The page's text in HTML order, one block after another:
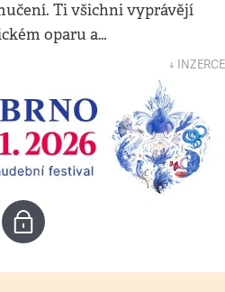
Ti všichni vyprávějí
oparu a…
↓ INZERCE